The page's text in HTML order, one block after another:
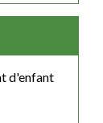
d'enfant